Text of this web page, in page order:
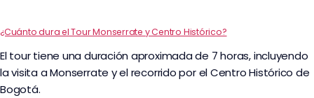
¿Cuánto dura el Tour Monserrate y Centro Histórico?
El tour tiene una duración aproximada de 7 horas, incluyendo
la visita a Monserrate y el recorrido por el Centro Histórico de
Bogotá.